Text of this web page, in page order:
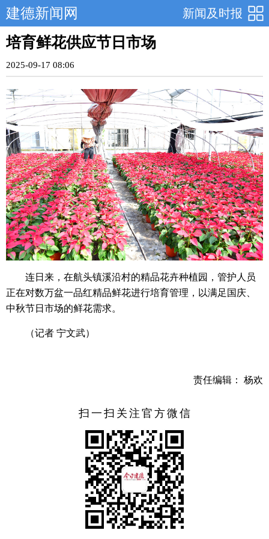
新闻及时报
建德新闻网
培育鲜花供应节日市场
2025-09-17 08:06
连日来，在航头镇溪沿村的精品花卉种植园，管护人员
正在对数万盆一品红精品鲜花进行培育管理，以满足国庆、
中秋节日市场的鲜花需求。
（记者 宁文武）
责任编辑： 杨欢
扫一扫关注官方微信